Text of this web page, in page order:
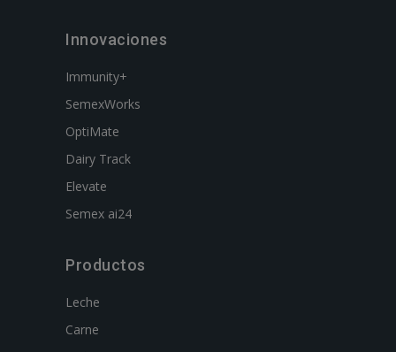
Innovaciones
Immunity+
SemexWorks
OptiMate
Dairy Track
Elevate
Semex ai24
Productos
Leche
Carne